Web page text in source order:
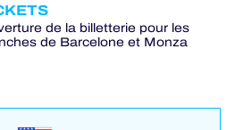
de la billetterie pour les
de Barcelone et Monza